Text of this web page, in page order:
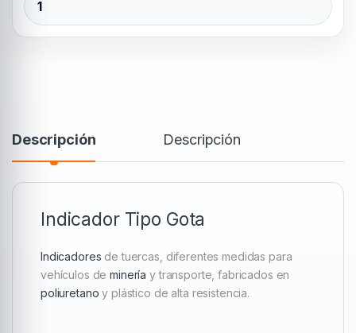
Descripción Descripción
Indicador Tipo Gota
Indicadores de tuercas, diferentes medidas para
vehículos deminería y transporte, fabricados en
poliuretano y plástico de alta resistencia.